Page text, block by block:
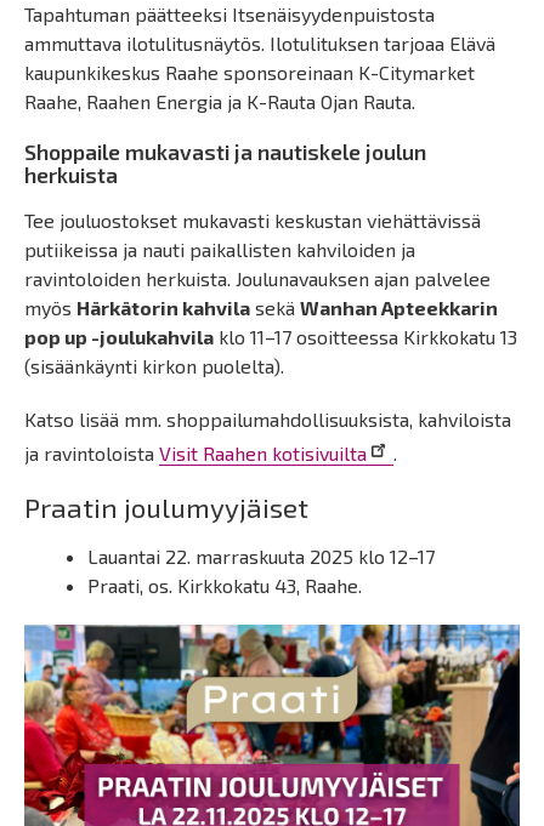
Tapahtuman päätteeksi Itsenäisyydenpuistosta
ammuttava ilotulitusnäytös. Ilotulituksen tarjoaa Elävä
kaupunkikeskus Raahe sponsoreinaan K-Citymarket
Raahe, Raahen Energia ja K-Rauta Ojan Rauta.
Shoppaile mukavasti ja nautiskele joulun
herkuista
Tee jouluostokset mukavasti keskustan viehättävissä
putiikeissa ja nauti paikallisten kahviloiden ja
ravintoloiden herkuista. Joulunavauksen ajan palvelee
myös Härkätorin kahvila sekä Wanhan Apteekkarin
pop up -joulukahvila klo 11–17 osoitteessa Kirkkokatu 13
(sisäänkäynti kirkon puolelta).
Katso lisää mm. shoppailumahdollisuuksista, kahviloista
ja ravintoloista Visit Raahen kotisivuilta .
Praatin joulumyyjäiset
Lauantai 22. marraskuuta 2025 klo 12–17
Praati, os. Kirkkokatu 43, Raahe.